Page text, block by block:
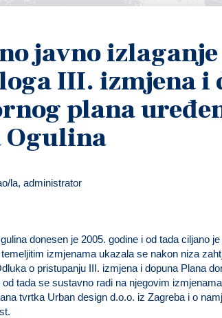
javno izlaganje
III. izmjena i
plana
Ogulina
la, administrator
donesen je 2005. godine i od tada ciljano
izmjenama ukazala se nakon niza
o pristupanju III. izmjena i dopuna Plana
tada se sustavno radi na njegovim
tvrtka Urban design d.o.o. iz Zagreba i o